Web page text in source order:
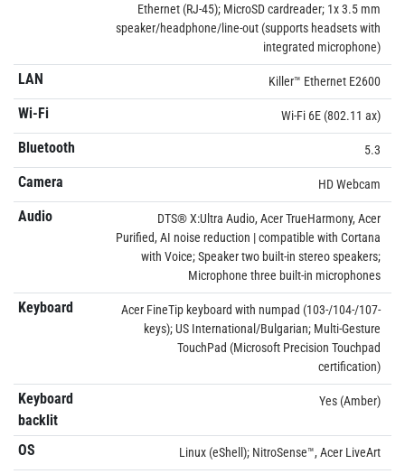
Ethernet (RJ-45); MicroSD cardreader; 1x 3.5 mm
speaker/headphone/line-out (supports headsets with
integrated microphone)
LAN Killer™ Ethernet E2600
Wi-Fi Wi-Fi 6E (802.11 ax)
Bluetooth 5.3
Camera HD Webcam
Audio
DTS® X:Ultra Audio, Acer TrueHarmony, Acer
Purified, AI noise reduction | compatible with Cortana
with Voice; Speaker two built-in stereo speakers;
Microphone three built-in microphones
Keyboard
Acer FineTip keyboard with numpad (103-/104-/107-
keys); US International/Bulgarian; Multi-Gesture
TouchPad (Microsoft Precision Touchpad
certification)
Keyboard
backlit
Yes (Amber)
OS Linux (eShell); NitroSense™, Acer LiveArt